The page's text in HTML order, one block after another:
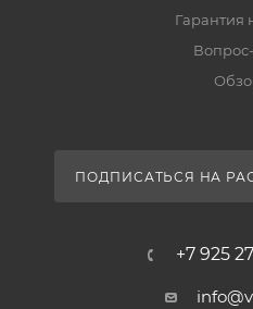
Гарантия
ПОДПИСАТЬСЯ НА
+7 925